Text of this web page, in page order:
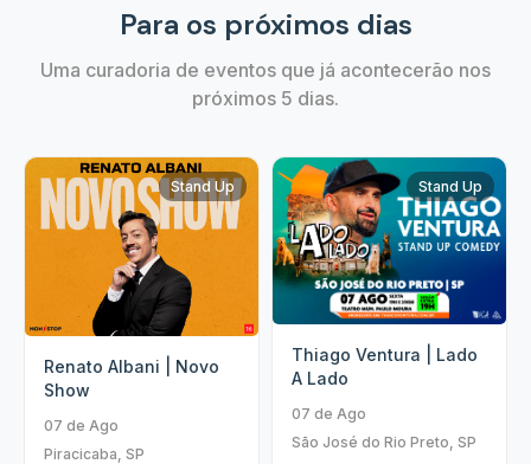
Para os próximos dias
Uma curadoria de eventos que já acontecerão nos
próximos 5 dias.
Stand Up
Renato Albani | Novo
Show
07 de Ago
Piracicaba, SP
Stand Up
Thiago Ventura | Lado
A Lado
07 de Ago
São José do Rio Preto, SP